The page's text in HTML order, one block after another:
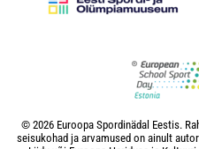
© 2026 Euroopa Spordinädal Eestis.
seisukohad ja arvamused on ainult